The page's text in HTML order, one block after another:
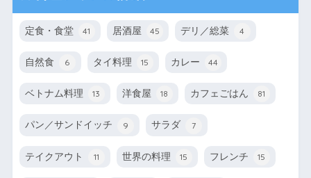
定食・食堂 41 居酒屋 45 デリ／総菜 4
自然食 6 タイ料理 15 カレー 44
ベトナム料理 13 洋食屋 18 カフェごはん 81
パン／サンドイッチ 9 サラダ 7
テイクアウト 11 世界の料理 15 フレンチ 15